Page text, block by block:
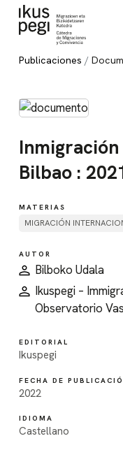
Publicaciones
Bilbao :
MATERIAS
MIGRACIÓN
AUTOR
Bilboko Udala
Ikuspegi –
Observatorio
EDITORIAL
Ikuspegi
FECHA DE
2022
IDIOMA
Castellano